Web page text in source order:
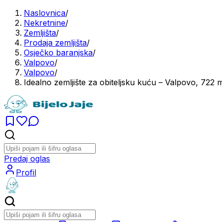
Naslovnica/
Nekretnine/
Zemljišta/
Prodaja zemljišta/
Osječko baranjska/
Valpovo/
Valpovo/
Idealno zemljište za obiteljsku kuću – Valpovo, 722
Predaj oglas
Profil